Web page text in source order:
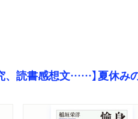
、読書感想文……】夏休み